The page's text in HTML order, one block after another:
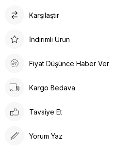
Karşılaştır
İndirimli Ürün
Fiyat Düşünce Haber Ver
Kargo Bedava
Tavsiye Et
Yorum Yaz